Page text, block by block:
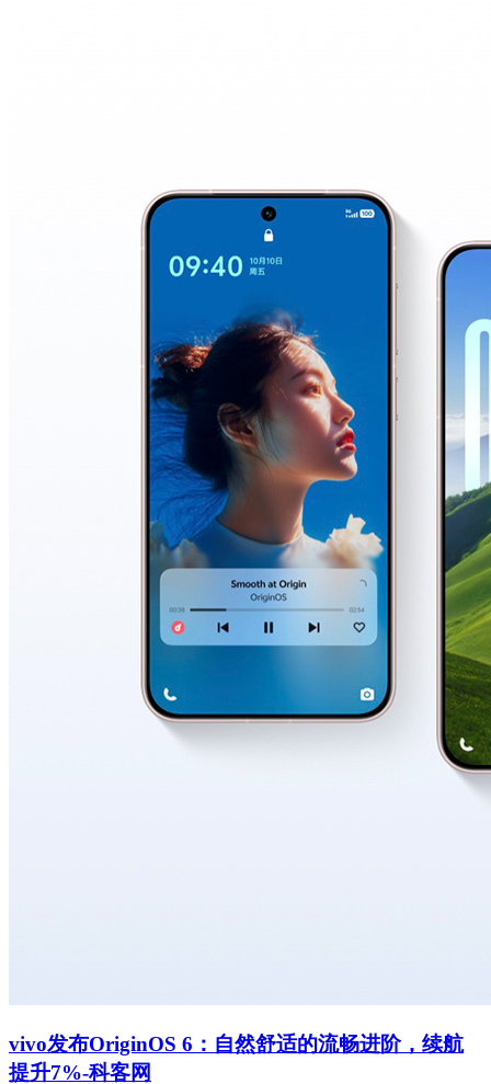
vivo发布OriginOS 6：自然舒适的流畅进阶，续航
提升7%-科客网